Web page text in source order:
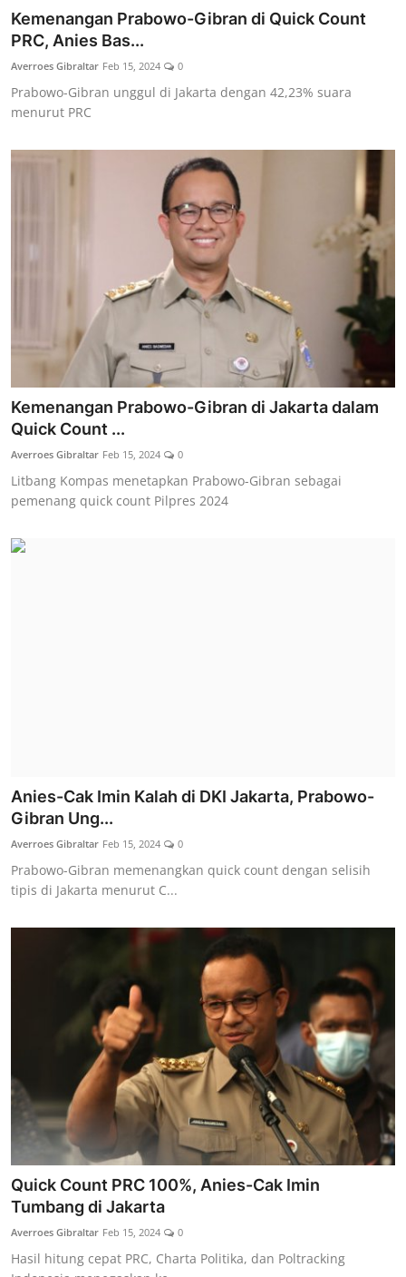
Kemenangan Prabowo-Gibran di Quick Count
PRC, Anies Bas...
Averroes Gibraltar Feb 15, 2024 0
Prabowo-Gibran unggul di Jakarta dengan 42,23% suara
menurut PRC
Kemenangan Prabowo-Gibran di Jakarta dalam
Quick Count ...
Averroes Gibraltar Feb 15, 2024 0
Litbang Kompas menetapkan Prabowo-Gibran sebagai
pemenang quick count Pilpres 2024
Anies-Cak Imin Kalah di DKI Jakarta, Prabowo-
Gibran Ung...
Averroes Gibraltar Feb 15, 2024 0
Prabowo-Gibran memenangkan quick count dengan selisih
tipis di Jakarta menurut C...
Quick Count PRC 100%, Anies-Cak Imin
Tumbang di Jakarta
Averroes Gibraltar Feb 15, 2024 0
Hasil hitung cepat PRC, Charta Politika, dan Poltracking